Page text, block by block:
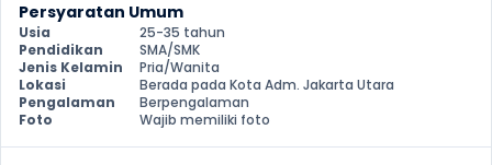
Persyaratan Umum
Usia
25-35 tahun
Pendidikan
SMA/SMK
Jenis Kelamin
Pria/Wanita
Lokasi
Berada pada Kota Adm. Jakarta Utara
Pengalaman
Berpengalaman
Foto
Wajib memiliki foto